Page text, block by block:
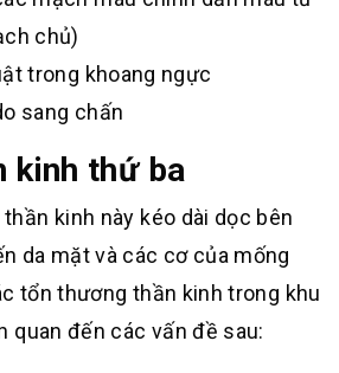
chủ)
trong khoang ngực
sang chấn
kinh thứ ba
kinh này kéo dài dọc bên
da mặt và các cơ của mống
tổn thương thần kinh trong khu
quan đến các vấn đề sau: